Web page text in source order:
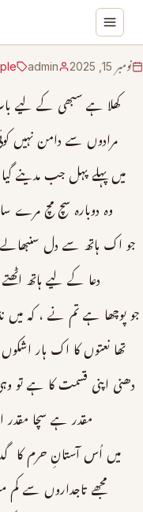
نومبر 15, 2025 admin
کھلا ہے سبھی کے لیے
مرادوں سے دامن نہیں
میں پہلے پہل جب مدینے
وہ دوبارہ سچ مچ مرے
جو اک ہاتھ سے دل سنبھالے
دعا کے لیے ہاتھ اٹھتے
جو پوچھا ہے تم نے ، کہ میں
تھا نعتوں کا اک ہار
دھنی اپنی قسمت کا ہے تو
مقدر ہے سچا مقدر
میں اُس آستانِ حرم کا
مجھے تاجداروں سے کم